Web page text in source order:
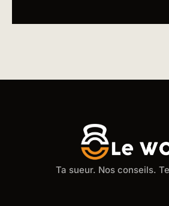
Ta sueur. Nos conseils.